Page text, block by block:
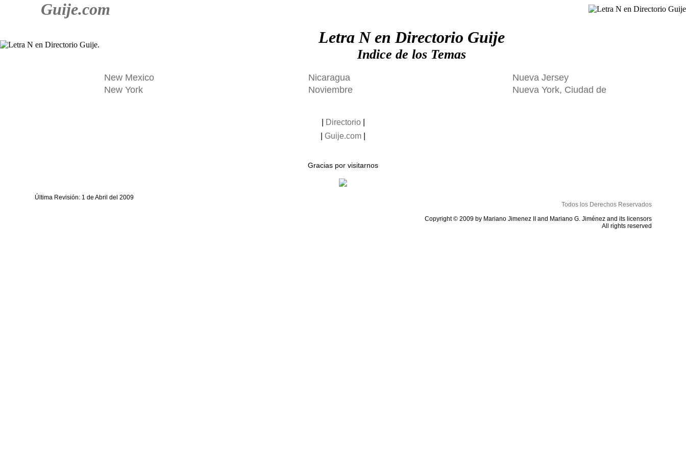
Guije.com
Letra N en Directorio Guije
Indice de los Temas
New Mexico
New York
Nicaragua
Noviembre
Nueva Jersey
Nueva York, Ciudad de
Directorio|
Guije.com
Gracias por visitarnos
Última Revisión: 1 de Abril del 2009
Todos los Derechos Reservados
Copyright © 2009 by Mariano Jimenez II and Mariano G. Jiménez and its licensors
All rights reserved